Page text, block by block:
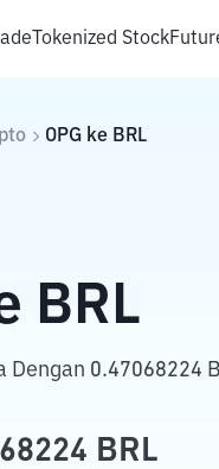
Tokenized Stock
OPG ke BRL
BRL
Dengan 0.47068224
BRL